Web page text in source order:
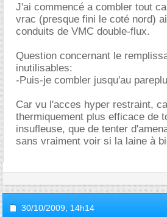
J'ai commencé a combler tout
vrac (presque fini le coté nord)
conduits de VMC double-flux.
Question concernant le
inutilisables:
-Puis-je combler jusqu'au
Car vu l'acces hyper restraint,
thermiquement plus efficace de
insufleuse, que de tenter
sans vraiment voir si la laine à
30/10/2009, 14h14